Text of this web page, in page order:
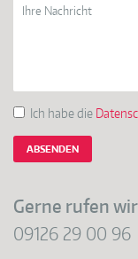
Ich habe die
ABSENDEN
Gerne rufen
09126 29 00 96